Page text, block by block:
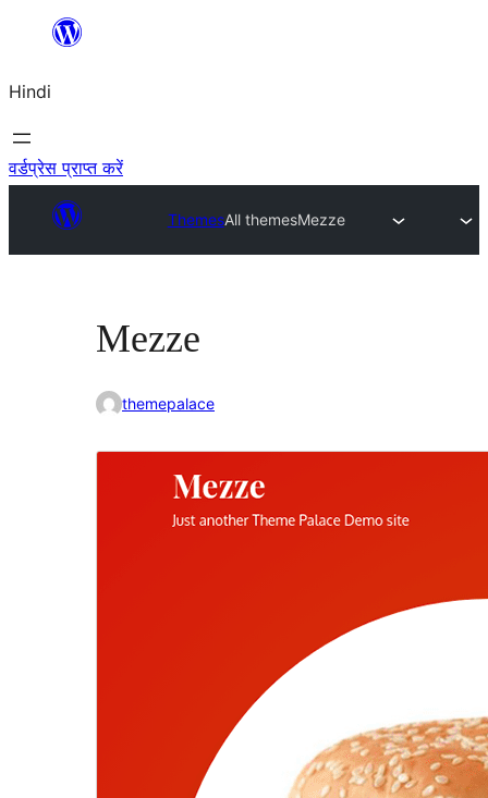
सामग्री
जाएं
Hindi
वर्डप्रेस प्राप्त करें
ThemesAll themesMezze
Mezze
themepalace